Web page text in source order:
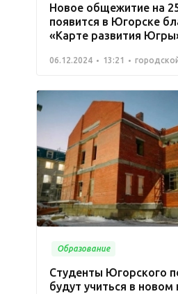
Новое общежитие на
появится в Югорске
«Карте развития
06.12.2024 13:21
Образование
Студенты Югорского
будут учиться в новом